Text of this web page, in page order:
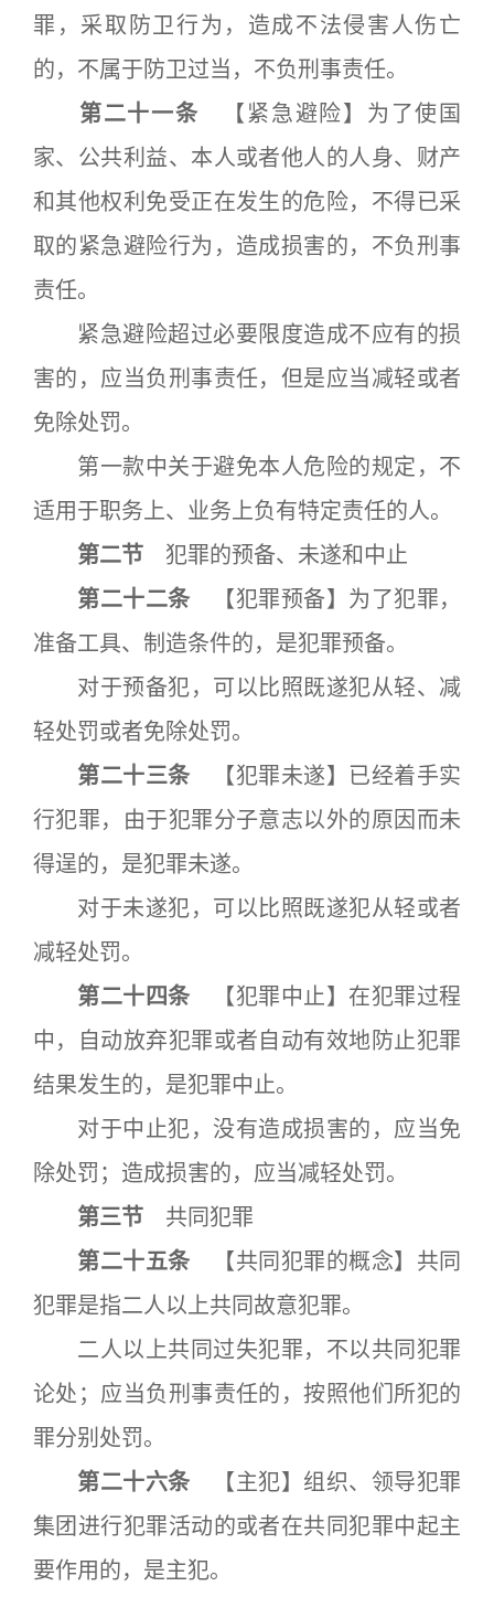
罪，采取防卫行为，造成不法侵害人伤亡
的，不属于防卫过当，不负刑事责任。
第二十一条 【紧急避险】为了使国
家、公共利益、本人或者他人的人身、财产
和其他权利免受正在发生的危险，不得已采
取的紧急避险行为，造成损害的，不负刑事
责任。
紧急避险超过必要限度造成不应有的损
害的，应当负刑事责任，但是应当减轻或者
免除处罚。
第一款中关于避免本人危险的规定，不
适用于职务上、业务上负有特定责任的人。
第二节 犯罪的预备、未遂和中止
第二十二条 【犯罪预备】为了犯罪，
准备工具、制造条件的，是犯罪预备。
对于预备犯，可以比照既遂犯从轻、减
轻处罚或者免除处罚。
第二十三条 【犯罪未遂】已经着手实
行犯罪，由于犯罪分子意志以外的原因而未
得逞的，是犯罪未遂。
对于未遂犯，可以比照既遂犯从轻或者
减轻处罚。
第二十四条 【犯罪中止】在犯罪过程
中，自动放弃犯罪或者自动有效地防止犯罪
结果发生的，是犯罪中止。
对于中止犯，没有造成损害的，应当免
除处罚；造成损害的，应当减轻处罚。
第三节 共同犯罪
第二十五条 【共同犯罪的概念】共同
犯罪是指二人以上共同故意犯罪。
二人以上共同过失犯罪，不以共同犯罪
论处；应当负刑事责任的，按照他们所犯的
罪分别处罚。
第二十六条 【主犯】组织、领导犯罪
集团进行犯罪活动的或者在共同犯罪中起主
要作用的，是主犯。